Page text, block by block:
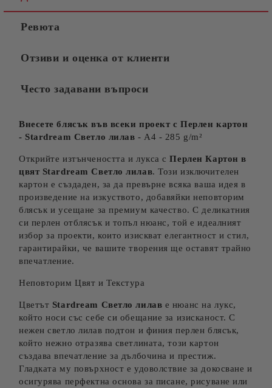
Ревюта
Отзиви и оценка от клиенти
Често задавани въпроси
Внесете блясък във всеки проект с Перлен картон
- Stardream Светло лилав - A4 - 285 g/m²
Открийте изтънчеността и лукса сПерлен Картон в
цвят Stardream Светло лилав. Този изключителен
картон е създаден, за да превърне всяка ваша идея в
произведение на изкуството, добавяйки неповторим
блясък и усещане за премиум качество. С деликатния
си перлен отблясък и топъл нюанс, той е идеалният
избор за проекти, които изискват елегантност и стил,
гарантирайки, че вашите творения ще оставят трайно
впечатление.
Неповторим Цвят и Текстура
Цветът Stardream Светло лилав е нюанс на лукс,
който носи със себе си обещание за изисканост. С
нежен светло лилав подтон и финия перлен блясък,
който нежно отразява светлината, този картон
създава впечатление за дълбочина и престиж.
Гладката му повърхност е удоволствие за докосване и
осигурява перфектна основа за писане, рисуване или